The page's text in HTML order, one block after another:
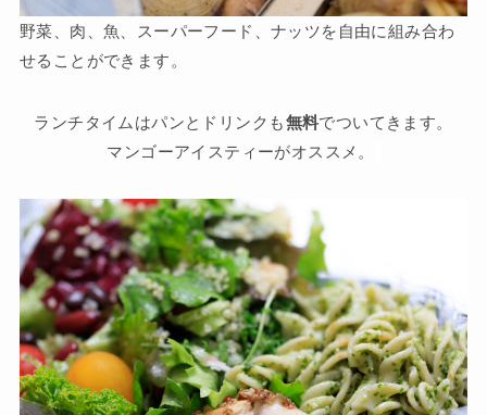
野菜、肉、魚、スーパーフード、ナッツを自由に組み合わ
せることができます。
ランチタイムはパンとドリンクも無料でついてきます。
マンゴーアイスティーがオススメ。